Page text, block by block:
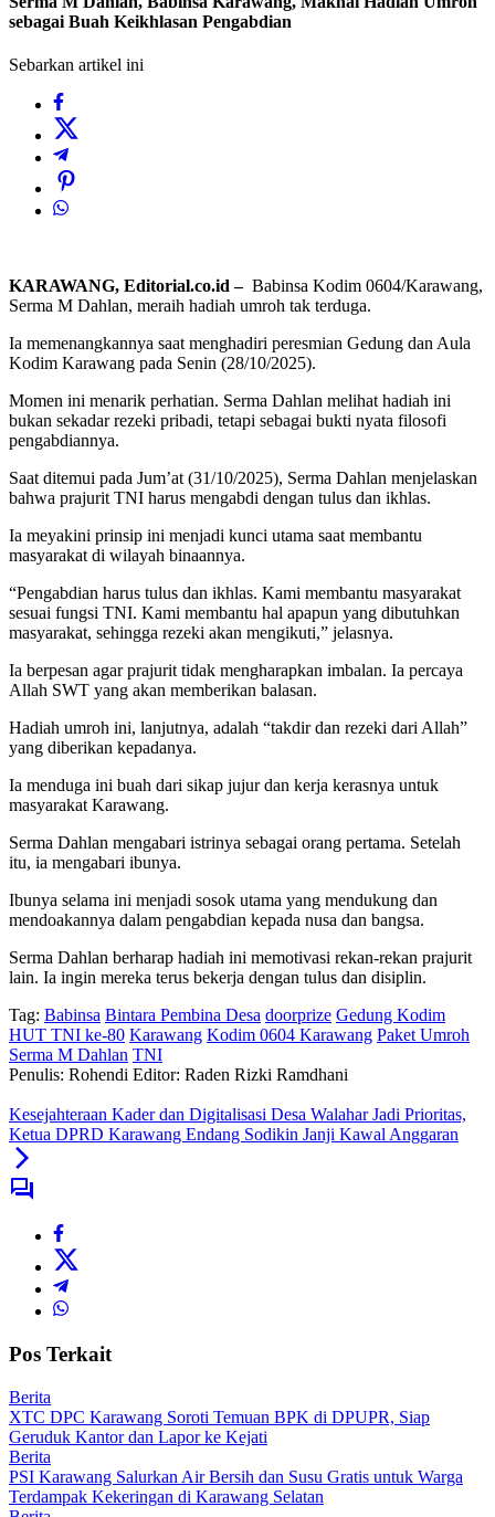
sebagai Buah Keikhlasan Pengabdian
Sebarkan artikel ini
KARAWANG, Editorial.co.id – Babinsa Kodim 0604/Karawang,
Serma M Dahlan, meraih hadiah umroh tak terduga.
Ia memenangkannya saat menghadiri peresmian Gedung dan Aula
Kodim Karawang pada Senin (28/10/2025).
Momen ini menarik perhatian. Serma Dahlan melihat hadiah ini
bukan sekadar rezeki pribadi, tetapi sebagai bukti nyata filosofi
pengabdiannya.
Saat ditemui pada Jum’at (31/10/2025), Serma Dahlan menjelaskan
bahwa prajurit TNI harus mengabdi dengan tulus dan ikhlas.
Ia meyakini prinsip ini menjadi kunci utama saat membantu
masyarakat di wilayah binaannya.
“Pengabdian harus tulus dan ikhlas. Kami membantu masyarakat
sesuai fungsi TNI. Kami membantu hal apapun yang dibutuhkan
masyarakat, sehingga rezeki akan mengikuti,” jelasnya.
Ia berpesan agar prajurit tidak mengharapkan imbalan. Ia percaya
Allah SWT yang akan memberikan balasan.
Hadiah umroh ini, lanjutnya, adalah “takdir dan rezeki dari Allah”
yang diberikan kepadanya.
Ia menduga ini buah dari sikap jujur dan kerja kerasnya untuk
masyarakat Karawang.
Serma Dahlan mengabari istrinya sebagai orang pertama. Setelah
itu, ia mengabari ibunya.
Ibunya selama ini menjadi sosok utama yang mendukung dan
mendoakannya dalam pengabdian kepada nusa dan bangsa.
Serma Dahlan berharap hadiah ini memotivasi rekan-rekan prajurit
lain. Ia ingin mereka terus bekerja dengan tulus dan disiplin.
Tag: Babinsa Bintara Pembina Desa doorprize Gedung Kodim
HUT TNI ke-80 Karawang Kodim 0604 Karawang Paket Umroh
Serma M Dahlan TNI
Penulis: Rohendi Editor: Raden Rizki Ramdhani
Kesejahteraan Kader dan Digitalisasi Desa Walahar Jadi Prioritas,
Ketua DPRD Karawang Endang Sodikin Janji Kawal Anggaran
Pos Terkait
Berita
XTC DPC Karawang Soroti Temuan BPK di DPUPR, Siap
Geruduk Kantor dan Lapor ke Kejati
Berita
PSI Karawang Salurkan Air Bersih dan Susu Gratis untuk Warga
Terdampak Kekeringan di Karawang Selatan